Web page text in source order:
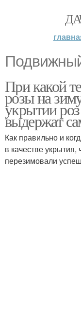
При какой
розы на
укрытии
выдержат
Как правильно и
в качестве
перезимовали